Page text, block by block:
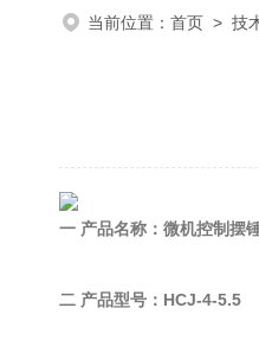
当前位置： 首页 > 技
一 产品名称：微机控制摆
二 产品型号：HCJ-4-5.5